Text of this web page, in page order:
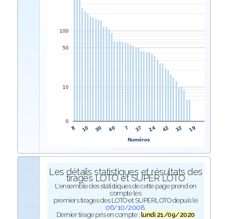
8 10 30 40 7 37 24 42 32 19
0
10
50
100
Numéros
Les détails statistiques et résultats des
tirages LOTO et SUPER LOTO
L'ensemble des statistiques de cette page prend en
compte les
premiers tirages des LOTO et SUPERLOTO depuis le
06/10/2008.
Dernier tirage pris en compte : lundi 21/09/2020